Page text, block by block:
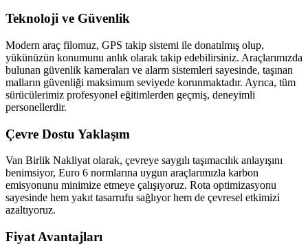
Teknoloji ve Güvenlik
Modern araç filomuz, GPS takip sistemi ile donatılmış olup,
yükünüzün konumunu anlık olarak takip edebilirsiniz. Araçlarımızda
bulunan güvenlik kameraları ve alarm sistemleri sayesinde, taşınan
malların güvenliği maksimum seviyede korunmaktadır. Ayrıca, tüm
sürücülerimiz profesyonel eğitimlerden geçmiş, deneyimli
personellerdir.
Çevre Dostu Yaklaşım
Van Birlik Nakliyat olarak, çevreye saygılı taşımacılık anlayışını
benimsiyor, Euro 6 normlarına uygun araçlarımızla karbon
emisyonunu minimize etmeye çalışıyoruz. Rota optimizasyonu
sayesinde hem yakıt tasarrufu sağlıyor hem de çevresel etkimizi
azaltıyoruz.
Fiyat Avantajları